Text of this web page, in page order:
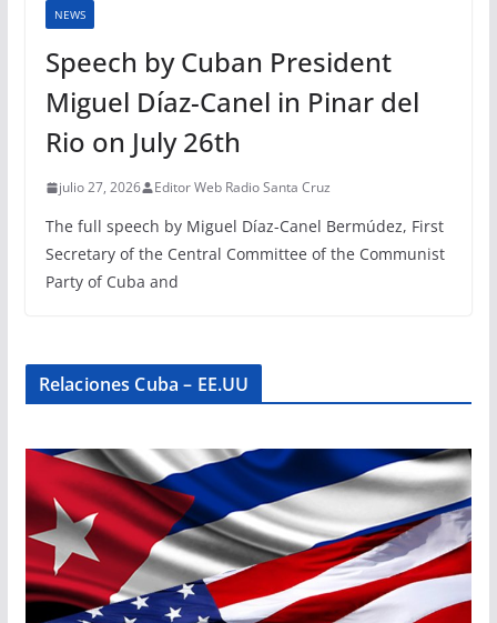
NEWS
Speech by Cuban President
Miguel Díaz-Canel in Pinar del
Rio on July 26th
julio 27, 2026 Editor Web Radio Santa Cruz
The full speech by Miguel Díaz-Canel Bermúdez, First
Secretary of the Central Committee of the Communist
Party of Cuba and
Relaciones Cuba – EE.UU